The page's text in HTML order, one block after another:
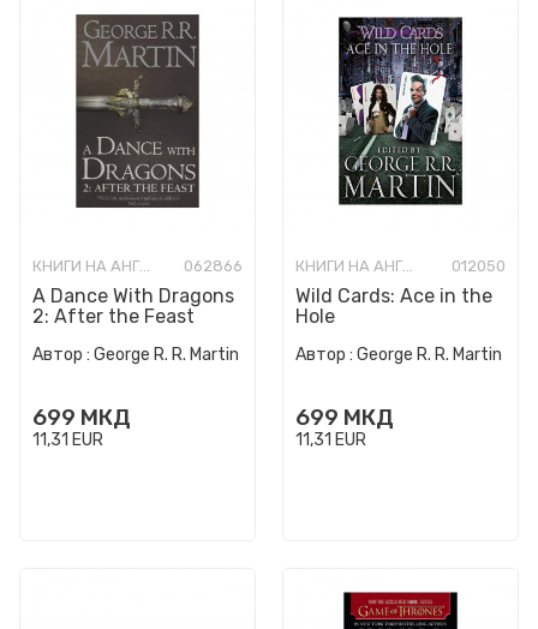
КНИГИ НА АНГЛИСКИ ЈАЗИК 062866
A Dance With Dragons
2: After the Feast
Автор : George R. R. Martin
699 МКД
11,31 EUR
КНИГИ НА АНГЛИСКИ ЈАЗИК 012050
Wild Cards: Ace in the
Hole
Автор : George R. R. Martin
699 МКД
11,31 EUR